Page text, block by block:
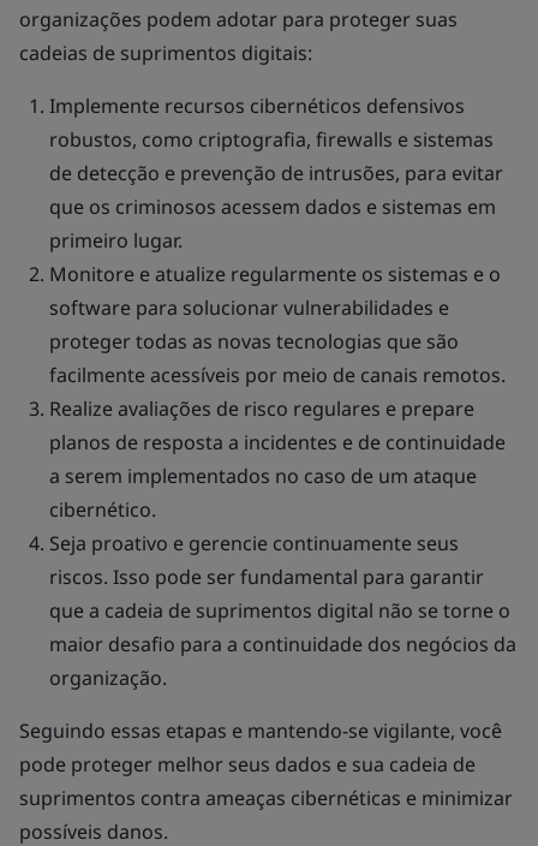
organizações podem adotar para proteger suas
cadeias de suprimentos digitais:
Implemente recursos cibernéticos defensivos
robustos, como criptografia, firewalls e sistemas
de detecção e prevenção de intrusões, para evitar
que os criminosos acessem dados e sistemas em
primeiro lugar.
Monitore e atualize regularmente os sistemas e o
software para solucionar vulnerabilidades e
proteger todas as novas tecnologias que são
facilmente acessíveis por meio de canais remotos.
Realize avaliações de risco regulares e prepare
planos de resposta a incidentes e de continuidade
a serem implementados no caso de um ataque
cibernético.
Seja proativo e gerencie continuamente seus
riscos. Isso pode ser fundamental para garantir
que a cadeia de suprimentos digital não se torne o
maior desafio para a continuidade dos negócios da
organização.
Seguindo essas etapas e mantendo-se vigilante, você
pode proteger melhor seus dados e sua cadeia de
suprimentos contra ameaças cibernéticas e minimizar
possíveis danos.